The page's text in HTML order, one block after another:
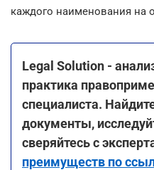
каждого наименования на
Legal Solution -
практика
специалиста.
документы,
сверяйтесь с
преимуществ по